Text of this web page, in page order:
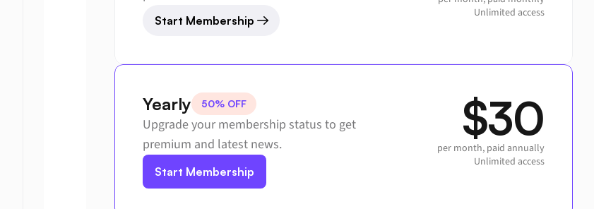
Start Membership
Unlimited access
Yearly 50% OFF
Upgrade your membership status to get
premium and latest news.
Start Membership
$30
per month, paid annually
Unlimited access